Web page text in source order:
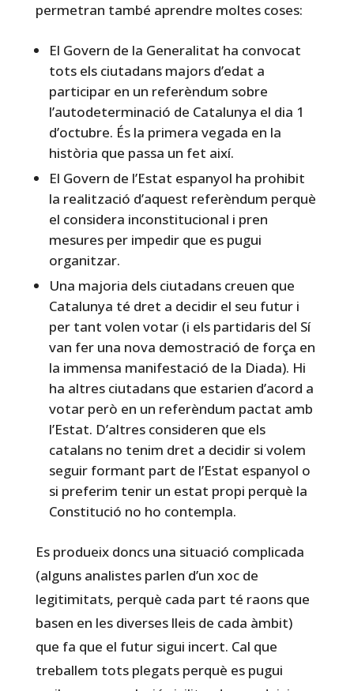
permetran també aprendre moltes coses:
El Govern de la Generalitat ha convocat
tots els ciutadans majors d’edat a
participar en un referèndum sobre
l’autodeterminació de Catalunya el dia 1
d’octubre. És la primera vegada en la
història que passa un fet així.
El Govern de l’Estat espanyol ha prohibit
la realització d’aquest referèndum perquè
el considera inconstitucional i pren
mesures per impedir que es pugui
organitzar.
Una majoria dels ciutadans creuen que
Catalunya té dret a decidir el seu futur i
per tant volen votar (i els partidaris del Sí
van fer una nova demostració de força en
la immensa manifestació de la Diada). Hi
ha altres ciutadans que estarien d’acord a
votar però en un referèndum pactat amb
l’Estat. D’altres consideren que els
catalans no tenim dret a decidir si volem
seguir formant part de l’Estat espanyol o
si preferim tenir un estat propi perquè la
Constitució no ho contempla.
Es produeix doncs una situació complicada
(alguns analistes parlen d’un xoc de
legitimitats, perquè cada part té raons que
basen en les diverses lleis de cada àmbit)
que fa que el futur sigui incert. Cal que
treballem tots plegats perquè es pugui